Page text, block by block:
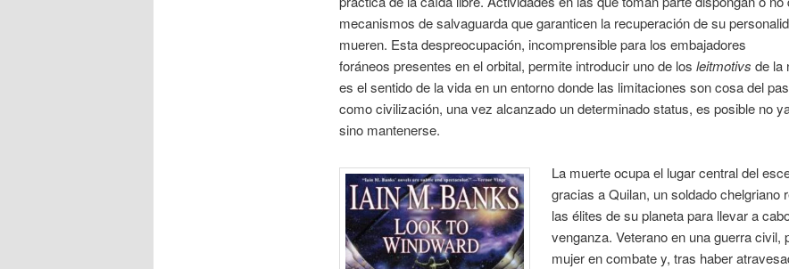
mecanismos de salvaguarda que garanticen la recuperación de su
mueren. Esta despreocupación, incomprensible para los embajadores
foráneos presentes en el orbital, permite introducir uno de los leitmotivs de la
es el sentido de la vida en un entorno donde las limitaciones son cosa del
como civilización, una vez alcanzado un determinado status, es posible no
sino mantenerse.
La muerte ocupa el lugar central del
gracias a Quilan, un soldado chelgriano
las élites de su planeta para llevar a
venganza. Veterano en una guerra civil,
mujer en combate y, tras haber